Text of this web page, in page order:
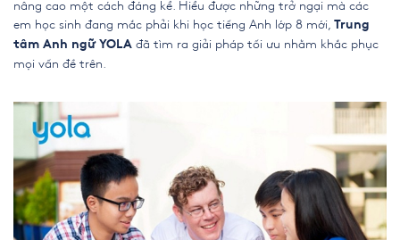
nâng cao một cách đáng kể. Hiểu được những trở ngại mà các
em học sinh đang mắc phải khi học tiếng Anh lớp 8 mới Trung
tâm Anh ngữ YOLA đã tìm ra giải pháp tối ưu nhằm khắc phục
mọi vấn đề trên.